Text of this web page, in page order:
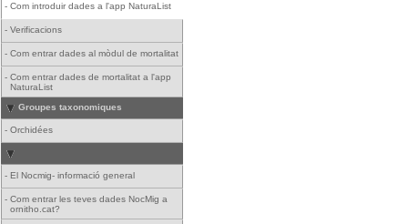
- Com introduir dades a l'app NaturaList
- Verificacions
- Com entrar dades al mòdul de mortalitat
- Com entrar dades de mortalitat a l'app
NaturaList
Groupes taxonomiques
- Orchidées
- El Nocmig- informació general
- Com entrar les teves dades NocMig a
ornitho.cat?